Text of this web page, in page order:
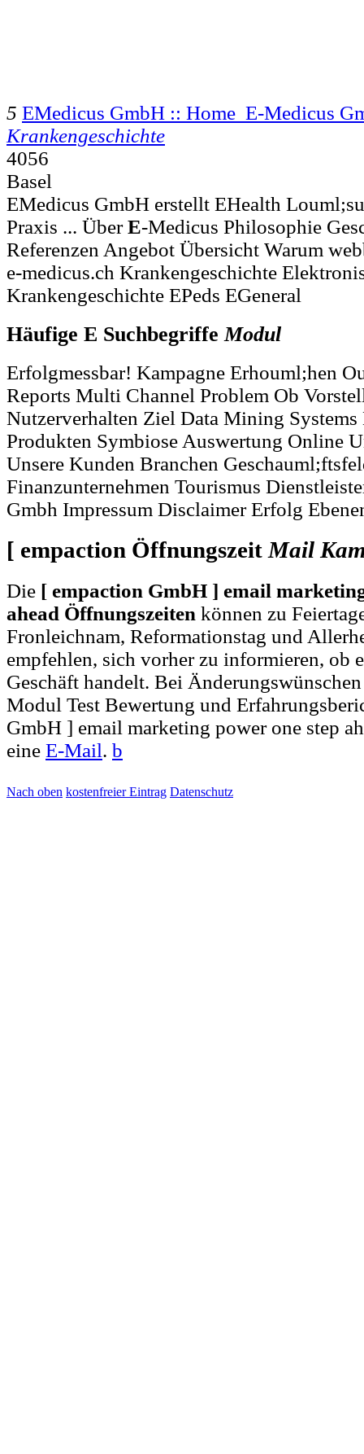
5 EMedicus GmbH :: Home E-Medicus
Krankengeschichte
4056
Basel
EMedicus GmbH erstellt EHealth
Praxis ... ÜberE-Medicus Philosophie
Referenzen Angebot Übersicht Warum
e-medicus.ch Krankengeschichte
Krankengeschichte EPeds EGeneral
Häufige E Suchbegriffe Modul
Erfolgmessbar! Kampagne Erhouml;hen
Reports Multi Channel Problem Ob
Nutzerverhalten Ziel Data Mining Systems
Produkten Symbiose Auswertung Online
Unsere Kunden Branchen
Finanzunternehmen Tourismus
Gmbh Impressum Disclaimer Erfolg
[ empaction ÖffnungszeitMail
Die [ empaction GmbH ] email
ahead Öffnungszeiten können zu
Fronleichnam, Reformationstag und
empfehlen, sich vorher zu informieren, ob
Geschäft handelt. Bei
Modul Test Bewertung und
GmbH ] email marketing power one step
eine E-Mail. b
Nach oben kostenfreier Eintrag Datenschutz